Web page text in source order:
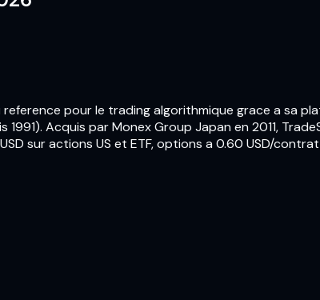
pour le trading algorithmique grace a sa
Acquis par Monex Group Japan en 2011,
sur actions US et ETF, options a 0.60 USD/